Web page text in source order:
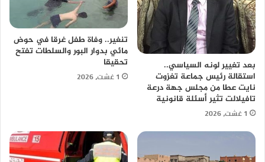
بعد تغيير لونه السياسي..
استقالة رئيس جماعة تغزوت
نايت عطا من مجلس جهة درعة
تافيلالت تثير أسئلة قانونية
1 غشت، 2026
تنغير.. وفاة طفل غرقا في حوض
مائي بدوار البور والسلطات تفتح
تحقيقا
1 غشت، 2026